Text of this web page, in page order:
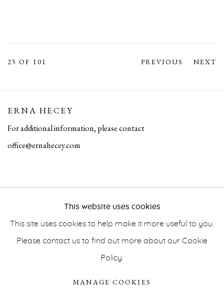
PREVIOUS NEXT
25OF 101
ERNA HECEY
For additional information, please contact
office@ernahecey.com
This website uses cookies
This site uses cookies to help make it more useful to you.
Please contact us to find out more about our Cookie
Policy.
MANAGE COOKIES